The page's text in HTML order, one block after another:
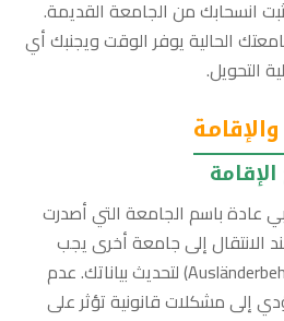
انسحابك من الجامعة القديمة.
الحالية يوفر الوقت ويجنبك أي
التحويل.
عادة باسم الجامعة التي أصدرت
الانتقال إلى جامعة أخرى يجب
إخطار مكتب الأجانب (Ausländerbehörde) لتحديث بياناتك. عدم
إلى مشكلات قانونية تؤثر على